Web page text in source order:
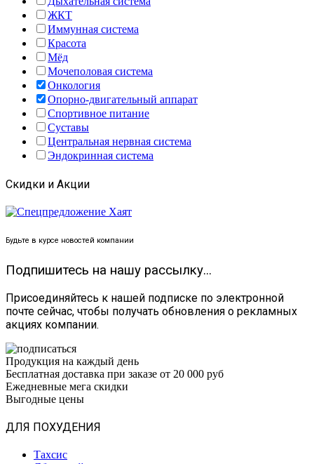
ЖКТ
Иммунная система
Красота
Мёд
Мочеполовая система
Онкология
Опорно-двигательный аппарат
Спортивное питание
Суставы
Центральная нервная система
Эндокринная система
Скидки и Акции
Будьте в курсе новостей компании
Подпишитесь на нашу рассылку...
Присоединяйтесь к нашей подписке по электронной
почте сейчас, чтобы получать обновления о рекламных
акциях компании.
Продукция на каждый день
Бесплатная доставка при заказе от 20 000 руб
Ежедневные мега скидки
Выгодные цены
ДЛЯ ПОХУДЕНИЯ
Тахсис